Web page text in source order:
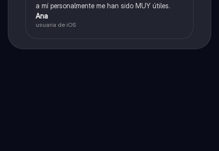
a mí personalmente me han sido MUY útiles.
Ana
usuaria de iOS